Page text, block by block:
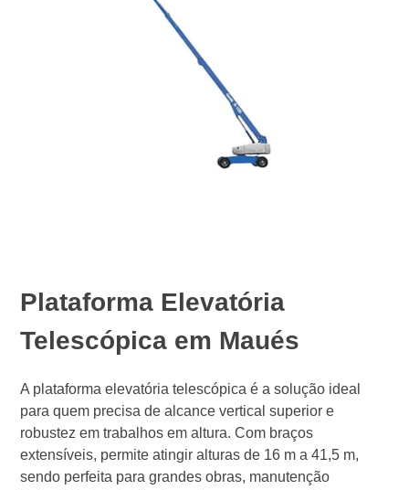
Plataforma Elevatória
Telescópica em Maués
A plataforma elevatória telescópica é a solução ideal
para quem precisa de alcance vertical superior e
robustez em trabalhos em altura. Com braços
extensíveis, permite atingir alturas de 16 m a 41,5 m,
sendo perfeita para grandes obras, manutenção